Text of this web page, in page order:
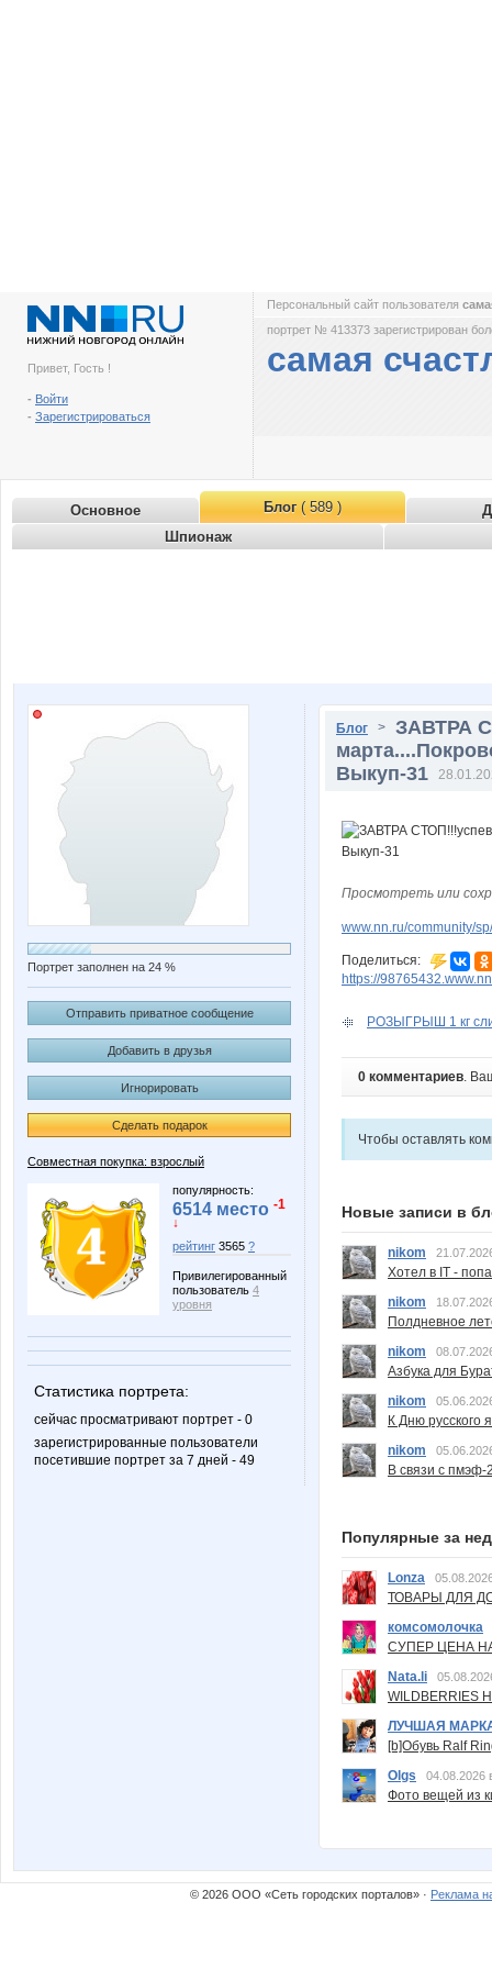
Привет, Гость !
- Войти
- Зарегистрироваться
Персональный сайт пользователя
портрет № 413373 зарегистрирован
самая
Основное Блог( 589 )
Шпионаж
Портрет заполнен на 24 %
Отправить приватное сообщение
Добавить в друзья
Игнорировать
Сделать подарок
Совместная покупка: взрослый
популярность:
6514 место -1
↓
рейтинг 3565 ?
Привилегированный
пользователь 4
уровня
Статистика портрета:
сейчас просматривают портрет - 0
зарегистрированные пользователи
посетившие портрет за 7 дней - 49
Блог > ЗАВТРА
Выкуп-31
Просмотреть или
www.nn.ru/community/
Поделиться:
https://
РОЗЫГРЫШ 1 кг
0 комментариев.
Чтобы оставлять
Новые записи в
nikom
Хотел в IT -
nikom
Полдневное
nikom
Азбука для
nikom
К Дню русского
nikom
В связи с пмэф-
Популярные за
Lonza
ТОВАРЫ ДЛЯ
комсомолочка
СУПЕР ЦЕНА
Nata.li
ЛУЧШАЯ
[b]Обувь Ralf
Olgs
04.08.2026
Фото вещей из
© 2026 ООО «Сеть городских порталов» · Реклама